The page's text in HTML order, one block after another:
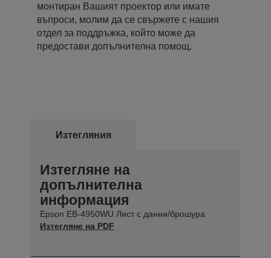
монтиран Вашият проектор или имате
въпроси, молим да се свържете с нашия
отдел за поддръжка, който може да
предостави допълнителна помощ.
Изтегляния
Изтегляне на
допълнителна
информация
Epson EB-4950WU Лист с данни/брошура
Изтегляне на PDF